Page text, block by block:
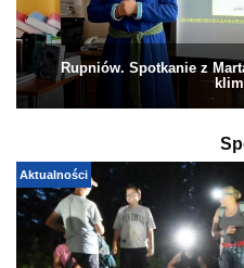
Rupniów. Spotkanie z
Aktualności